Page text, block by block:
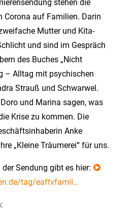
stehen die
Corona auf Familien. Darin
Mutter und Kita-
und sind im Gespräch
des Buches „Nicht
– Alltag mit psychischen
Strauß und Schwarwel.
und Marina sagen, was
Krise zu kommen. Die
Anke
„Kleine Träumerei“ für uns.
Sendung gibt es hier:
tag/eaftvfamil…